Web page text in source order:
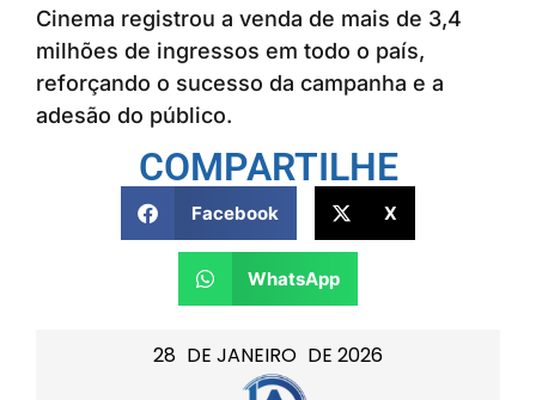
28 DE JANEIRO DE 2026
Cinema registrou a venda de mais de 3,4
milhões de ingressos em todo o país,
reforçando o sucesso da campanha e a
adesão do público.
COMPARTILHE
Facebook X
WhatsApp